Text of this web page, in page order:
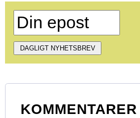
KOMMENTARER